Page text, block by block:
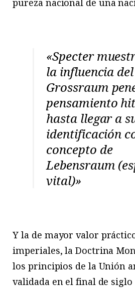
«Specter
la influencia del
Grossraum
pensamiento
hasta llegar a
identificación
concepto de
Lebensraum
vital)»
Y la de mayor valor
imperiales, la Doctrina
los principios de la Unión
validada en el final de siglo